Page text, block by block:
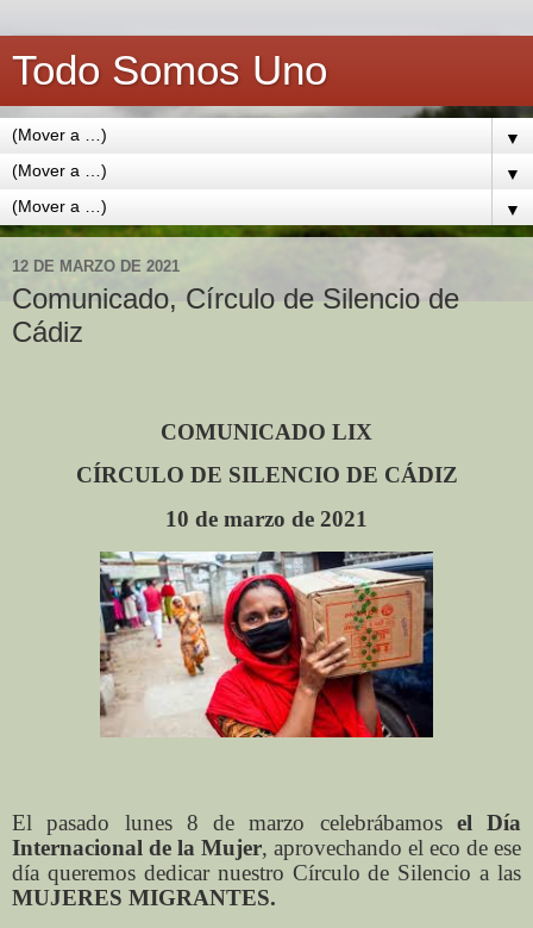
Todo Somos Uno
▼
▼
▼
12 DE MARZO DE 2021
Comunicado, Círculo de Silencio de
Cádiz
COMUNICADO LIX
CÍRCULO DE SILENCIO DE CÁDIZ
10 de marzo de 2021
El pasado lunes 8 de marzo celebrábamos el Día
Internacional de la Mujer, aprovechando el eco de ese
día queremos dedicar nuestro Círculo de Silencio a las
MUJERES MIGRANTES.